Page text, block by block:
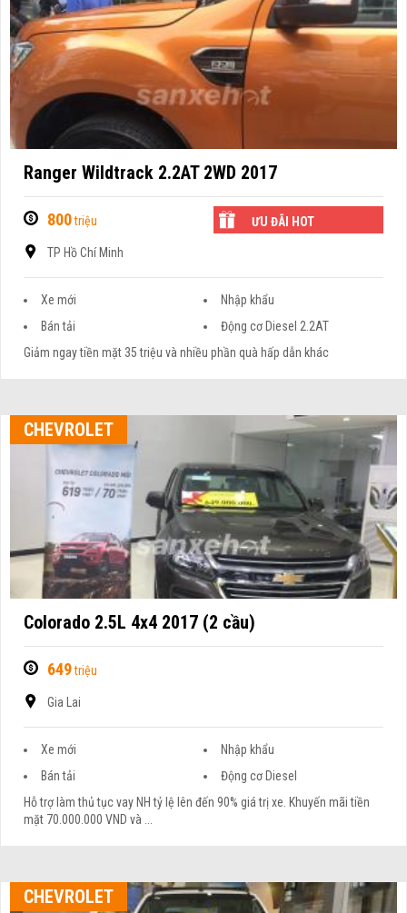
Ranger Wildtrack 2.2AT 2WD 2017
800triệu ƯU ĐÃI HOT
TP Hồ Chí Minh
Xe mới
Nhập khẩu
Bán tải
Động cơ Diesel 2.2AT
Giảm ngay tiền mặt 35 triệu và nhiều phần quà hấp dẫn khác
CHEVROLET
Colorado 2.5L 4x4 2017 (2 cầu)
649triệu
Gia Lai
Xe mới
Nhập khẩu
Bán tải
Động cơ Diesel
Hỗ trợ làm thủ tục vay NH tỷ lệ lên đến 90% giá trị xe. Khuyến mãi tiền
mặt 70.000.000 VND và ...
CHEVROLET